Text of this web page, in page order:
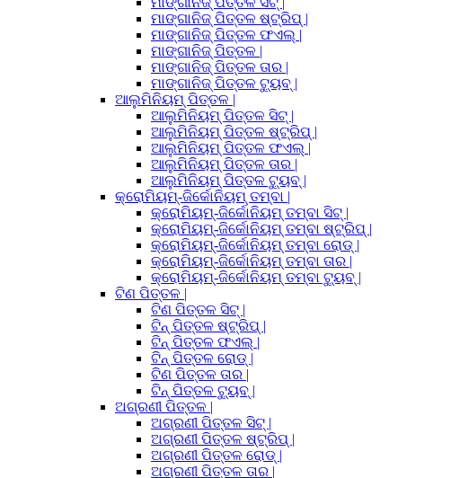
ମାଙ୍ଗାନିଜ୍ ପିତ୍ତଳ ଷ୍ଟ୍ରିପ୍ |
ମାଙ୍ଗାନିଜ୍ ପିତ୍ତଳ ଫଏଲ୍ |
ମାଙ୍ଗାନିଜ୍ ପିତ୍ତଳ |
ମାଙ୍ଗାନିଜ୍ ପିତ୍ତଳ ତାର |
ମାଙ୍ଗାନିଜ୍ ପିତ୍ତଳ ଟ୍ୟୁବ୍ |
ଆଲୁମିନିୟମ୍ ପିତ୍ତଳ |
ଆଲୁମିନିୟମ୍ ପିତ୍ତଳ ସିଟ୍ |
ଆଲୁମିନିୟମ୍ ପିତ୍ତଳ ଷ୍ଟ୍ରିପ୍ |
ଆଲୁମିନିୟମ୍ ପିତ୍ତଳ ଫଏଲ୍ |
ଆଲୁମିନିୟମ୍ ପିତ୍ତଳ ତାର |
ଆଲୁମିନିୟମ୍ ପିତ୍ତଳ ଟ୍ୟୁବ୍ |
କ୍ରୋମିୟମ୍-ଜିର୍କୋନିୟମ୍ ତମ୍ବା |
କ୍ରୋମିୟମ୍-ଜିର୍କୋନିୟମ୍ ତମ୍ବା ସିଟ୍ |
କ୍ରୋମିୟମ୍-ଜିର୍କୋନିୟମ୍ ତମ୍ବା ଷ୍ଟ୍ରିପ୍ |
କ୍ରୋମିୟମ୍-ଜିର୍କୋନିୟମ୍ ତମ୍ବା ରୋଡ୍ |
କ୍ରୋମିୟମ୍-ଜିର୍କୋନିୟମ୍ ତମ୍ବା ତାର |
କ୍ରୋମିୟମ୍-ଜିର୍କୋନିୟମ୍ ତମ୍ବା ଟ୍ୟୁବ୍ |
ଟିଣ ପିତ୍ତଳ |
ଟିଣ ପିତ୍ତଳ ସିଟ୍ |
ଟିନ୍ ପିତ୍ତଳ ଷ୍ଟ୍ରିପ୍ |
ଟିନ୍ ପିତ୍ତଳ ଫଏଲ୍ |
ଟିନ୍ ପିତ୍ତଳ ରୋଡ୍ |
ଟିଣ ପିତ୍ତଳ ତାର |
ଟିନ୍ ପିତ୍ତଳ ଟ୍ୟୁବ୍ |
ଅଗ୍ରଣୀ ପିତ୍ତଳ |
ଅଗ୍ରଣୀ ପିତ୍ତଳ ସିଟ୍ |
ଅଗ୍ରଣୀ ପିତ୍ତଳ ଷ୍ଟ୍ରିପ୍ |
ଅଗ୍ରଣୀ ପିତ୍ତଳ ରୋଡ୍ |
ଅଗ୍ରଣୀ ପିତ୍ତଳ ତାର |